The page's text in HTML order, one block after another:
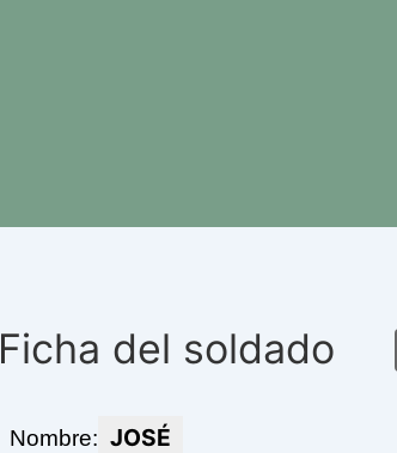
Ficha del soldado
Nombre: JOSÉ